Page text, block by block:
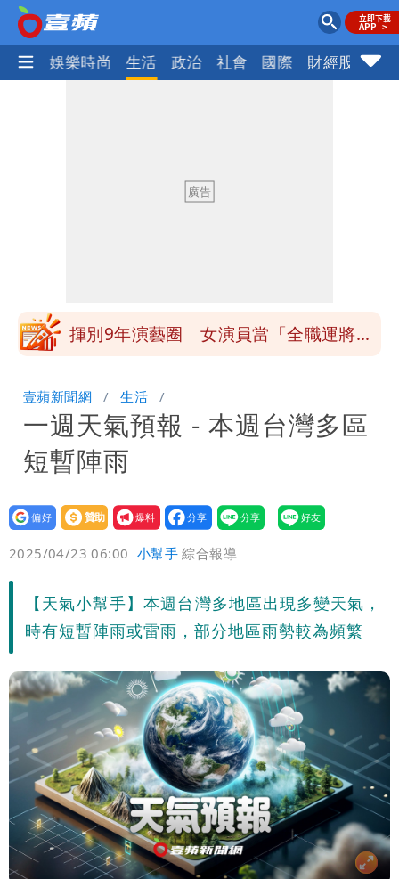
熱門 娛樂時尚 生活 政治 社會 國際 財經股市
回1句笑翻10萬人
白海豚不放假「跟巴威差別在這裡」 蔣
揮別9年演藝圈 女演員當「全職運將」
炸開扁
白海豚發威！內褲掛陽台被吹走 議員神
回1句笑翻10萬人
白海豚不放假「跟巴威差別在這裡」 蔣
萬安：這很清楚標準一致
壹蘋新聞網 生活
一週天氣預報 - 本週台灣多區
短暫陣雨
設為
贊助
我要
爆料
2025/04/23 06:00 小幫手 綜合報導
【天氣小幫手】本週台灣多地區出現多變天氣，
時有短暫陣雨或雷雨，部分地區雨勢較為頻繁